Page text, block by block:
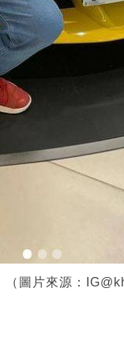
圖片來源：